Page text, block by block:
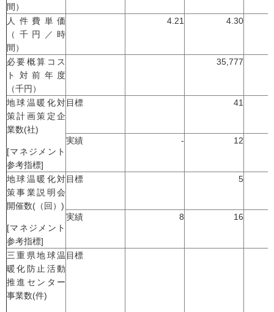
間）
人件費単価
（千円／時
間）
4.21 4.30
必要概算コス
ト対前年度
（千円）
35,777
地球温暖化対
策計画策定企
業数(社)
[マネジメント
参考指標]
目標 41
実績 - 12
地球温暖化対
策事業説明会
開催数(（回）)
[マネジメント
参考指標]
目標 5
実績 8 16
三重県地球温
暖化防止活動
推進センター
事業数(件)
目標